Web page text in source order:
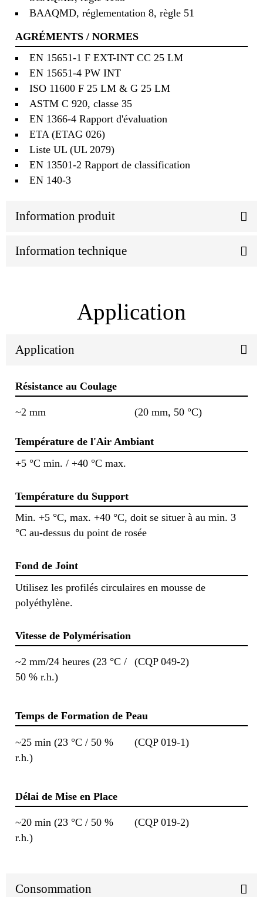
BAAQMD, réglementation 8, règle 51
AGRÉMENTS / NORMES
EN 15651-1 F EXT-INT CC 25 LM
EN 15651-4 PW INT
ISO 11600 F 25 LM & G 25 LM
ASTM C 920, classe 35
EN 1366-4 Rapport d'évaluation
ETA (ETAG 026)
Liste UL (UL 2079)
EN 13501-2 Rapport de classification
EN 140-3
Information produit
Information technique
Application
Application
Résistance au Coulage
~2 mm (20 mm, 50 °C)
Température de l'Air Ambiant
+5 °C min. / +40 °C max.
Température du Support
Min. +5 °C, max. +40 °C, doit se situer à au min. 3
°C au-dessus du point de rosée
Fond de Joint
Utilisez les profilés circulaires en mousse de
polyéthylène.
Vitesse de Polymérisation
~2 mm/24 heures (23 °C /
50 % r.h.)
(CQP 049-2)
Temps de Formation de Peau
~25 min (23 °C / 50 %
r.h.)
(CQP 019-1)
Délai de Mise en Place
~20 min (23 °C / 50 %
r.h.)
(CQP 019-2)
Consommation